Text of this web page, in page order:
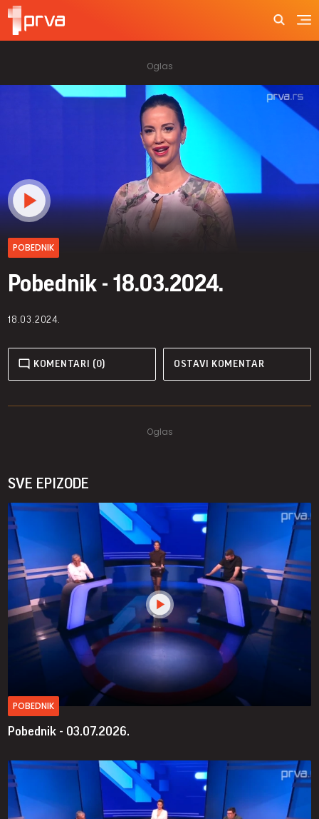
POBEDNIK
Pobednik - 18.03.2024.
18.03.2024.
KOMENTARI (0) OSTAVI KOMENTAR
SVE EPIZODE
POBEDNIK
Pobednik - 03.07.2026.